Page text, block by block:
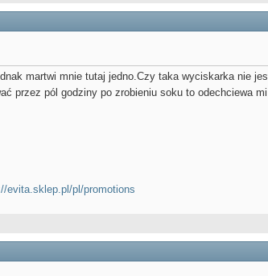
martwi mnie tutaj jedno.Czy taka wyciskarka nie
przez pól godziny po zrobieniu soku to odechciewa
evita.sklep.pl/pl/promotions